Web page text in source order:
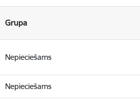
Grupa
Nepieciešams
Nepieciešams